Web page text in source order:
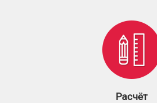
Расчёт